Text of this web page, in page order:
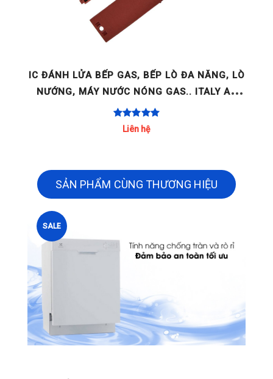
IC ĐÁNH LỬA BẾP GAS, BẾP LÒ ĐA NĂNG, LÒ
NƯỚNG, MÁY NƯỚC NÓNG GAS.. ITALY AC
220-240V 2 LÒ / 4 LÒ / [...]
Liên hệ
SẢN PHẨM CÙNG THƯƠNG HIỆU
SALE